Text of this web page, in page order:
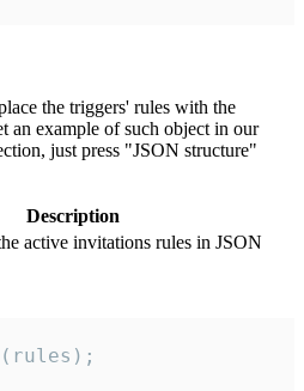
the triggers' rules with the
an example of such object in our
just press "JSON structure"
Description
active invitations rules in JSON